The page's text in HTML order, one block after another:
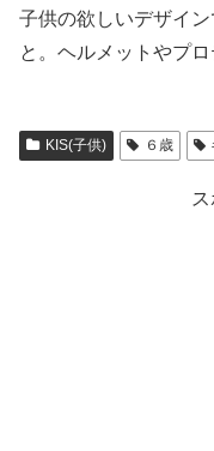
子供の欲しいデザイ
と。ヘルメットやプ
KIS(子供) ６歳